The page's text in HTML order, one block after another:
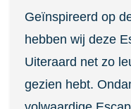
Geïnspireerd op
hebben wij deze
Uiteraard net zo
gezien hebt.